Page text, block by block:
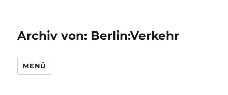
Archiv von: Berlin:Verkehr
MENÜ